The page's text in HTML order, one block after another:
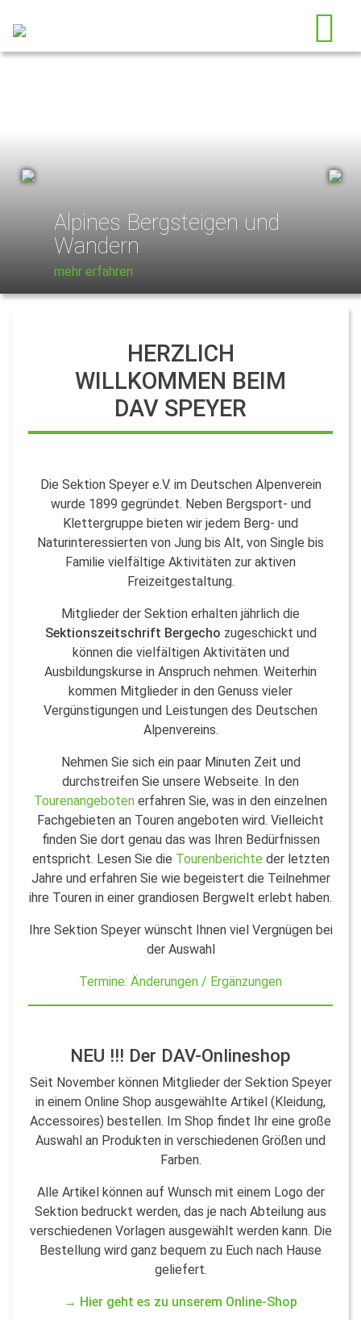
Alpines Bergsteigen und
Wandern
mehr erfahren
HERZLICH
WILLKOMMEN BEIM
DAV SPEYER
Die Sektion Speyer e.V. im Deutschen Alpenverein
wurde 1899 gegründet. Neben Bergsport- und
Klettergruppe bieten wir jedem Berg- und
Naturinteressierten von Jung bis Alt, von Single bis
Familie vielfältige Aktivitäten zur aktiven
Freizeitgestaltung.
Mitglieder der Sektion erhalten jährlich die
Sektionszeitschrift Bergecho zugeschickt und
können die vielfältigen Aktivitäten und
Ausbildungskurse in Anspruch nehmen. Weiterhin
kommen Mitglieder in den Genuss vieler
Vergünstigungen und Leistungen des Deutschen
Alpenvereins.
Nehmen Sie sich ein paar Minuten Zeit und
durchstreifen Sie unsere Webseite. In den
Tourenangeboten erfahren Sie, was in den einzelnen
Fachgebieten an Touren angeboten wird. Vielleicht
finden Sie dort genau das was Ihren Bedürfnissen
entspricht. Lesen Sie die Tourenberichte der letzten
Jahre und erfahren Sie wie begeistert die Teilnehmer
ihre Touren in einer grandiosen Bergwelt erlebt haben.
Ihre Sektion Speyer wünscht Ihnen viel Vergnügen bei
der Auswahl
Termine: Änderungen / Ergänzungen
NEU !!! Der DAV-Onlineshop
Seit November können Mitglieder der Sektion Speyer
in einem Online Shop ausgewählte Artikel (Kleidung,
Accessoires) bestellen. Im Shop findet Ihr eine große
Auswahl an Produkten in verschiedenen Größen und
Farben.
Alle Artikel können auf Wunsch mit einem Logo der
Sektion bedruckt werden, das je nach Abteilung aus
verschiedenen Vorlagen ausgewählt werden kann. Die
Bestellung wird ganz bequem zu Euch nach Hause
geliefert.
→ Hier geht es zu unserem Online-Shop